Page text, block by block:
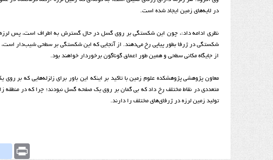
در لایه‌های زمین ایجاد شده است.
نظری ادامه داد:، چون این شکستگی بر روی گسل در حال گسترش به اطراف است، پس
شکستگی در ژرفا بطور پیاپی رخ می‌دهند. از آنجایی که این شکستگی بر سطحی شیب‌دار است،
از جایگاه مکانی سطحی و همین طور اعماق گوناگون برخوردار خواهند بود.
معاون پژوهشی پژوهشکده علوم زمین با تاکید بر اینکه این باور برای زلزله‌هایی که بر
متعددی در نقاط مختلف رخ داد که بی گمان بر روی یک صفحه گسل نبودند؛ چرا که در منطقه
تولید زمین لرزه در ژرفای‌های مختلف را دارند.
Print